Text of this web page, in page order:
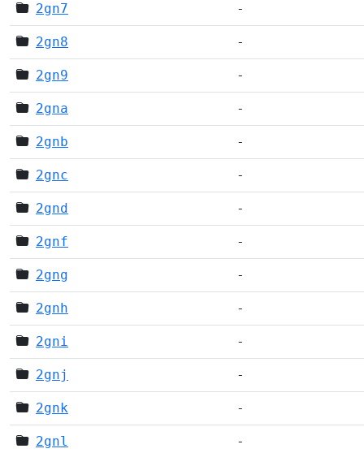
2gn7 -
2gn8 -
2gn9 -
2gna -
2gnb -
2gnc -
2gnd -
2gnf -
2gng -
2gnh -
2gni -
2gnj -
2gnk -
2gnl -